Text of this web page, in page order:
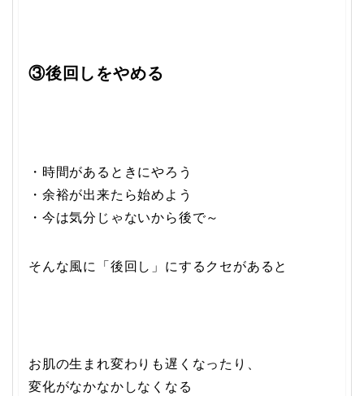
③後回しをやめる
・時間があるときにやろう
・余裕が出来たら始めよう
・今は気分じゃないから後で～
そんな風に「後回し」にするクセがあると
お肌の生まれ変わりも遅くなったり、
変化がなかなかしなくなる